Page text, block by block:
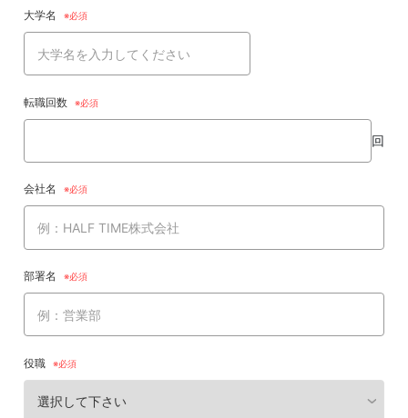
大学名
転職回数
回
会社名
部署名
役職